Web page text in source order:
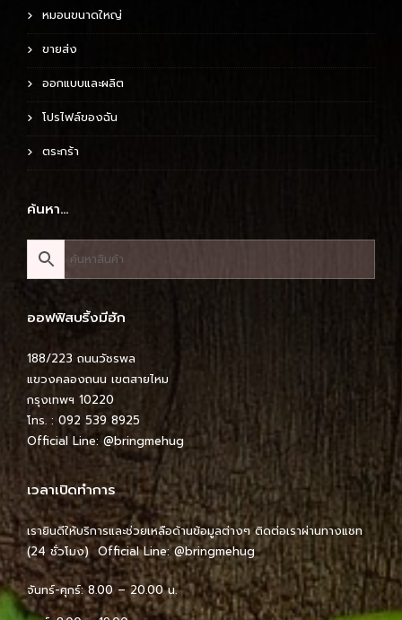
หมอนขนาดใหญ่
ขายส่ง
ออกแบบและผลิต
โปรไฟล์ของฉัน
ตระกร้า
ค้นหา…
ออฟฟิสบริ้งมีฮัก
188/223 ถนนวัชรพล
แขวงคลองถนน เขตสายไหม
กรุงเทพฯ 10220
โทร. : 092 539 8925
Official Line: @bringmehug
เวลาเปิดทำการ
เรายินดีให้บริการและช่วยเหลือด้านข้อมูลต่างๆ ติดต่อเราผ่านทางแชท
(24 ชั่วโมง) Official Line:@bringmehug
จันทร์-ศุกร์: 8.00 – 20.00 น.